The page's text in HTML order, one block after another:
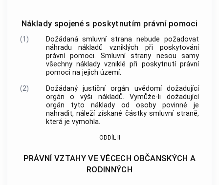
Náklady spojené s poskytnutím právní pomoci
(1)
Dožádaná smluvní strana nebude požadovat
náhradu nákladů vzniklých při poskytování
právní pomoci. Smluvní strany nesou samy
všechny náklady vzniklé při poskytnutí právní
pomoci na jejich území.
(2)
Dožádaný justiční orgán uvědomí dožadující
orgán o výši nákladů. Vymůže-li dožadující
orgán tyto náklady od osoby povinné je
nahradit, náleží získané částky smluvní straně,
která je vymohla.
ODDÍL II
PRÁVNÍ VZTAHY VE VĚCECH OBČANSKÝCH A
RODINNÝCH